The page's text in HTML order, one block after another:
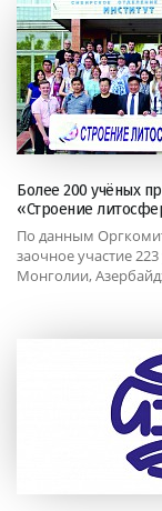
Более 200 учёных
«Строение
По данным
заочное участие
Монголии,